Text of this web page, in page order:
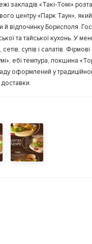
закладів «Такі-Томі»
центру «Парк Таун»,
й відпочинку Борисполя.
та тайської кухонь. У
супів і салатів.
ебі темпура, локшина
оформлений у